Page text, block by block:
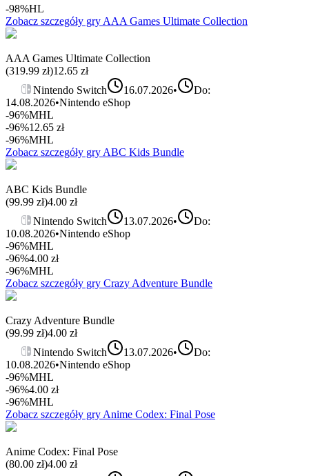
-98%HL
Zobacz szczegóły gry AAA Games Ultimate Collection
AAA Games Ultimate Collection
(319.99 zł)12.65 zł
Nintendo Switch
16.07.2026•
Do:
14.08.2026•Nintendo eShop
-96%MHL
-96%12.65 zł
-96%MHL
Zobacz szczegóły gry ABC Kids Bundle
ABC Kids Bundle
(99.99 zł)4.00 zł
Nintendo Switch
13.07.2026•
Do:
10.08.2026•Nintendo eShop
-96%MHL
-96%4.00 zł
-96%MHL
Zobacz szczegóły gry Crazy Adventure Bundle
Crazy Adventure Bundle
(99.99 zł)4.00 zł
Nintendo Switch
13.07.2026•
Do:
10.08.2026•Nintendo eShop
-96%MHL
-96%4.00 zł
-96%MHL
Zobacz szczegóły gry Anime Codex: Final Pose
Anime Codex: Final Pose
(80.00 zł)4.00 zł